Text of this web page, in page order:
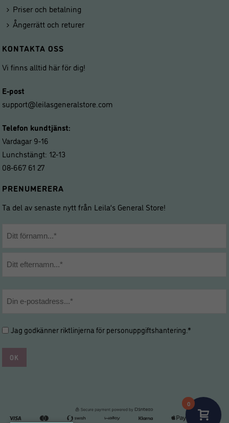
Priser och betalning
Ångerrätt och returer
KONTAKTA OSS
Vi finns alltid här för dig!
E-post
support@leilasgeneralstore.com
Telefon kundtjänst:
Vardagar 9-16
Lunchstängt: 12-13
08-667 61 27
PRENUMERERA
Ta del av senaste nytt från Leila’s General Store!
Hantering
personuppgifter
*
Jag godkänner riktlinjerna förpersonuppgiftshantering .*
0